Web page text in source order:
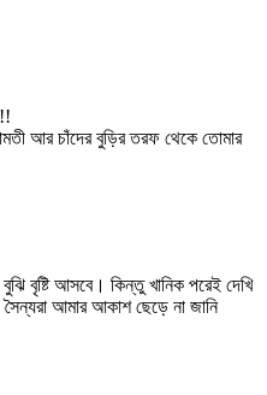
আর চাঁদের বুড়ির তরফ থেকে তোমার
বৃষ্টি আসবে। কিন্তু খানিক পরেই দেখি
আমার আকাশ ছেড়ে না জানি